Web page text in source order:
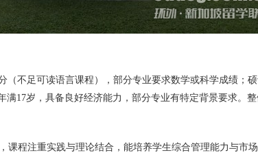
不足可读语言课程），部分专业要求数学或科学成绩；
17岁，具备良好经济能力，部分专业有特定背景要求。整
程注重实践与理论结合，能培养学生综合管理能力与市